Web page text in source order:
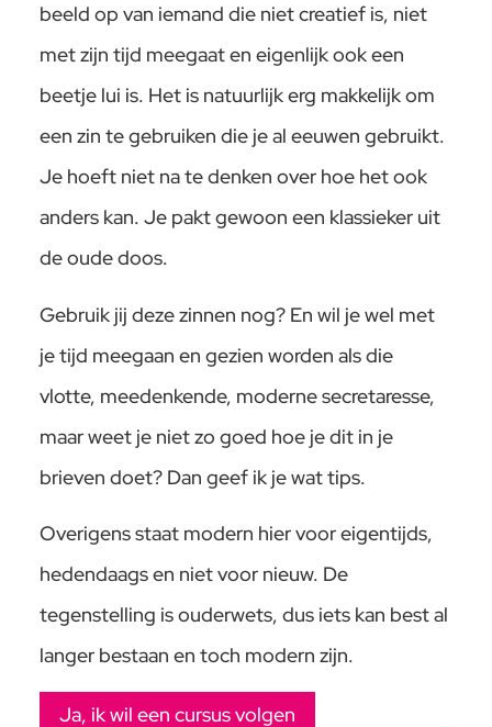
beeld op van iemand die niet creatief is, niet
met zijn tijd meegaat en eigenlijk ook een
beetje lui is. Het is natuurlijk erg makkelijk om
een zin te gebruiken die je al eeuwen gebruikt.
Je hoeft niet na te denken over hoe het ook
anders kan. Je pakt gewoon een klassieker uit
de oude doos.
Gebruik jij deze zinnen nog? En wil je wel met
je tijd meegaan en gezien worden als die
vlotte, meedenkende, moderne secretaresse,
maar weet je niet zo goed hoe je dit in je
brieven doet? Dan geef ik je wat tips.
Overigens staat modern hier voor eigentijds,
hedendaags en niet voor nieuw. De
tegenstelling is ouderwets, dus iets kan best al
langer bestaan en toch modern zijn.
Ja, ik wil een cursus volgen